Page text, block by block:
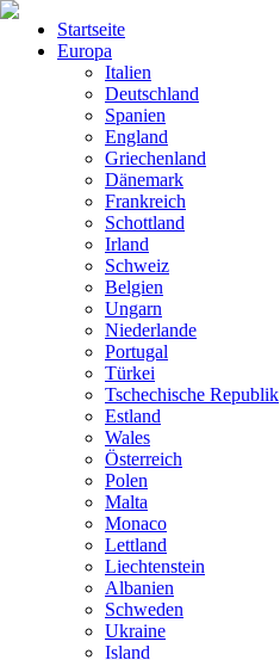
Startseite
Europa
Italien
Deutschland
Spanien
England
Griechenland
Dänemark
Frankreich
Schottland
Irland
Schweiz
Belgien
Ungarn
Niederlande
Portugal
Türkei
Tschechische Republik
Estland
Wales
Österreich
Polen
Malta
Monaco
Lettland
Liechtenstein
Albanien
Schweden
Ukraine
Island